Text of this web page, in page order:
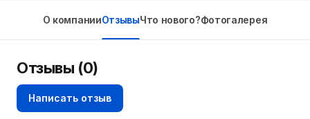
О компанииОтзывыЧто нового?Фотогалерея
Отзывы (0)
Написать отзыв